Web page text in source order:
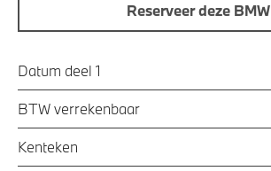
Reserveer deze BMW
Datum deel 1
BTW verrekenbaar
Kenteken